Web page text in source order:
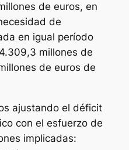
de euros, en
de
en igual período
millones de
de euros de
ajustando el déficit
con el esfuerzo de
implicadas: